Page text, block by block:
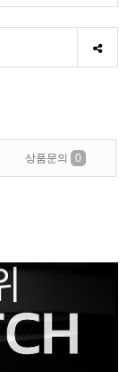
상품문의 0